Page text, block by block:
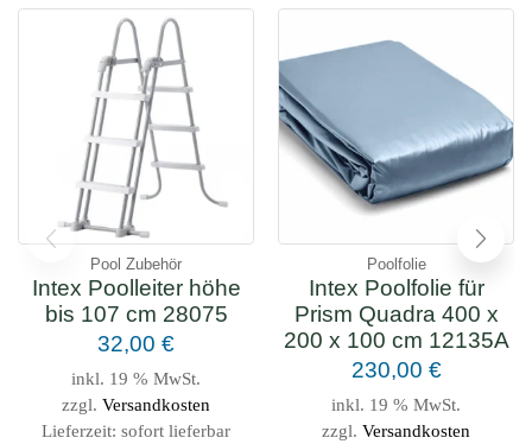
Pool Zubehör
Intex Poolleiter höhe
bis 107 cm 28075
32,00 €
inkl. 19 % MwSt.
zzgl. Versandkosten
Lieferzeit: sofort lieferbar
Poolfolie
Intex Poolfolie für
Prism Quadra 400 x
200 x 100 cm 12135A
230,00 €
inkl. 19 % MwSt.
zzgl. Versandkosten